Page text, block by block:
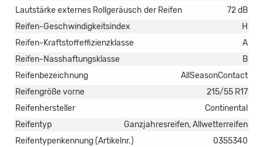
Lautstärke externes Rollgeräusch der Reifen
72 dB
Reifen-Geschwindigkeitsindex
H
Reifen-Kraftstoffeffizienzklasse
A
Reifen-Nasshaftungsklasse
B
Reifenbezeichnung
AllSeasonContact
Reifengröße vorne
215/55 R17
Reifenhersteller
Continental
Reifentyp
Ganzjahresreifen, Allwetterreifen
Reifentypenkennung (Artikelnr.)
0355340